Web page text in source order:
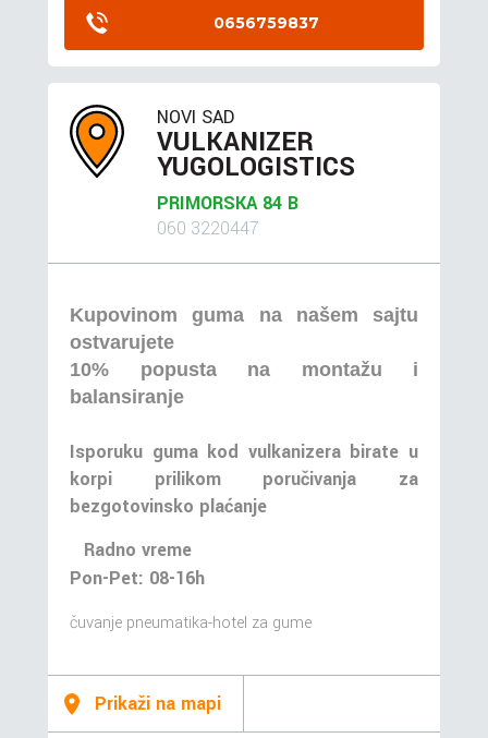
0656759837
NOVI SAD
VULKANIZER
YUGOLOGISTICS
PRIMORSKA 84 B
060 3220447
Kupovinom guma na našem sajtu
ostvarujete
10% popusta na montažu i
balansiranje
Isporuku guma kod vulkanizera birate u
korpi prilikom poručivanja za
bezgotovinsko plaćanje
Radno vreme
Pon-Pet: 08-16h
čuvanje pneumatika-hotel za gume
Prikaži na mapi